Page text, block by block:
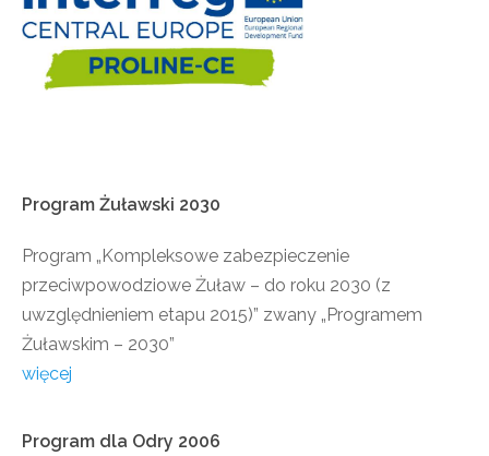
Program Żuławski 2030
Program „Kompleksowe zabezpieczenie
przeciwpowodziowe Żuław – do roku 2030 (z
uwzględnieniem etapu 2015)” zwany „Programem
Żuławskim – 2030”
więcej
Program dla Odry 2006